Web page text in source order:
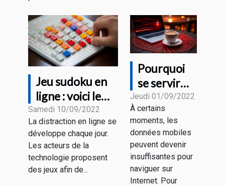
Jeu sudoku en
ligne : voici le
fonctionnement
Samedi 10/09/2022
La distraction en ligne se
développe chaque jour.
Les acteurs de la
technologie proposent
des jeux afin de...
Pourquoi
se servir
d'un VPN
sur un Wi-
Fi public ?
Jeudi 01/09/2022
À certains
moments, les
données mobiles
peuvent devenir
insuffisantes pour
naviguer sur
Internet. Pour